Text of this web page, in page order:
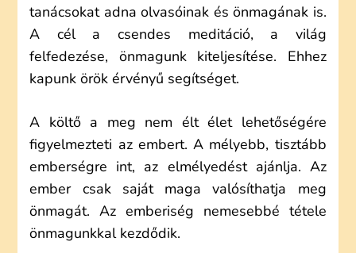
tanácsokat adna olvasóinak és önmagának is.
A cél a csendes meditáció, a világ
felfedezése, önmagunk kiteljesítése. Ehhez
kapunk örök érvényű segítséget.
A költő a meg nem élt élet lehetőségére
figyelmezteti az embert. A mélyebb, tisztább
emberségre int, az elmélyedést ajánlja. Az
ember csak saját maga valósíthatja meg
önmagát. Az emberiség nemesebbé tétele
önmagunkkal kezdődik.